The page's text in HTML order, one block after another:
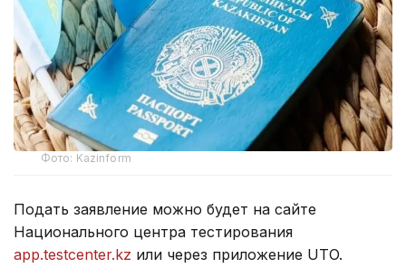
Фото: Kazinform
Подать заявление можно будет на сайте
Национального центра тестирования
app.testcenter.kz или через приложение UTO.